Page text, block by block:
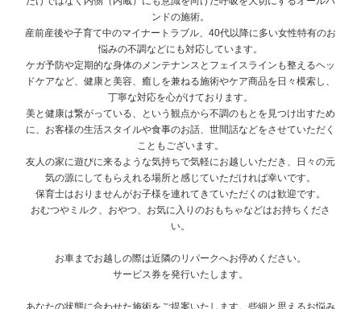
ンドの施術。
産前産後や子育て中のマイナートラブル、40代以降に多い女性特有のお
悩みの不調などにも対応しています。
ケガ予防や定期的な身体のメンテナンスとフェイスラインも整えるヘッ
ドケアなど、健康と美容、癒しを兼ねる施術やケア商品を日々模索し、
丁寧な対応を心がけております。
美と健康は繋がっている、という観点から不調のもとを見つけ出すため
に、お客様の生活スタイルや食事のお話、世間話などをさせていただく
こともございます。
友人の家に遊びに来るような気持ちで気軽にお越しいただき、日々の元
気の源にしてもらえれる場所と感じていただければ幸いです。
保育士はおりませんがお子様を連れてきていただくのは歓迎です。
おむつやミルク、おやつ、お気に入りのおもちゃなどはお持ちくださ
い。
お車までお越しの際は近隣のリパークへお停めください。
サービス券を発行いたします。
あなたの状態に合わせた施術をご提案いたします。些細と思えるお悩み